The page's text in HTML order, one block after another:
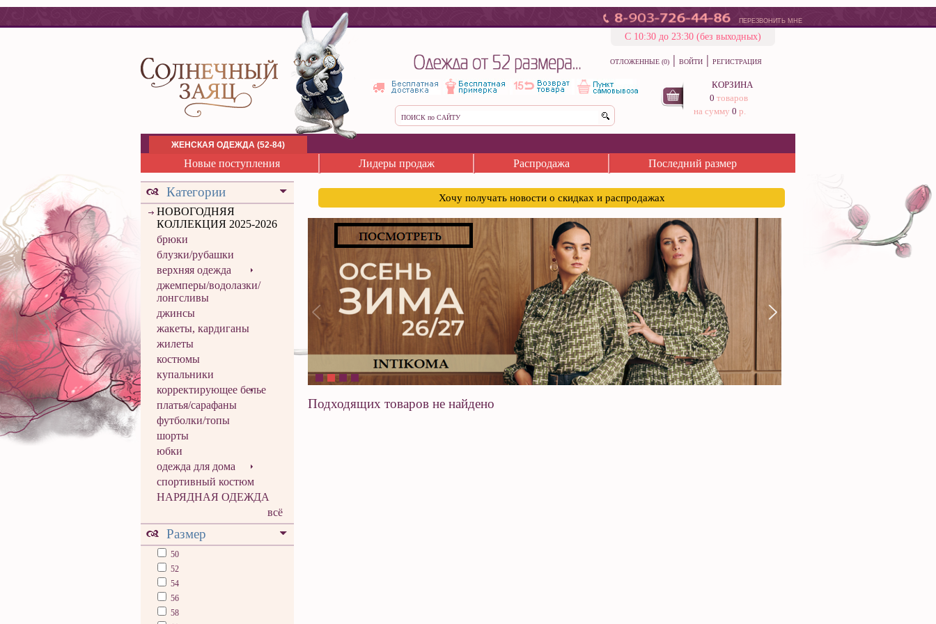
ПЕРЕЗВОНИТЬ МНЕ
С 10:30 до 23:30 (без выходных)
ОТЛОЖЕННЫЕ (0) | ВОЙТИ | РЕГИСТРАЦИЯ
КОРЗИНА
0 товаров
на сумму 0 р.
ЖЕНСКАЯ ОДЕЖДА (52-84)
Новые поступления Лидеры продаж Распродажа Последний размер
Категории
НОВОГОДНЯЯ
КОЛЛЕКЦИЯ 2025-2026
брюки
блузки/рубашки
верхняя одежда
джемперы/водолазки/
лонгсливы
джинсы
жакеты, кардиганы
жилеты
костюмы
купальники
корректирующее белье
платья/сарафаны
футболки/топы
шорты
юбки
одежда для дома
спортивный костюм
НАРЯДНАЯ ОДЕЖДА
всё
Размер
50
52
54
56
58
Хочу получать новости о скидках и распродажах
Подходящих товаров не найдено